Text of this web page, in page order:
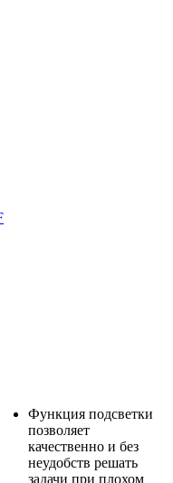
Функция подсветки
позволяет
качественно и без
неудобств решать
задачи при плохом